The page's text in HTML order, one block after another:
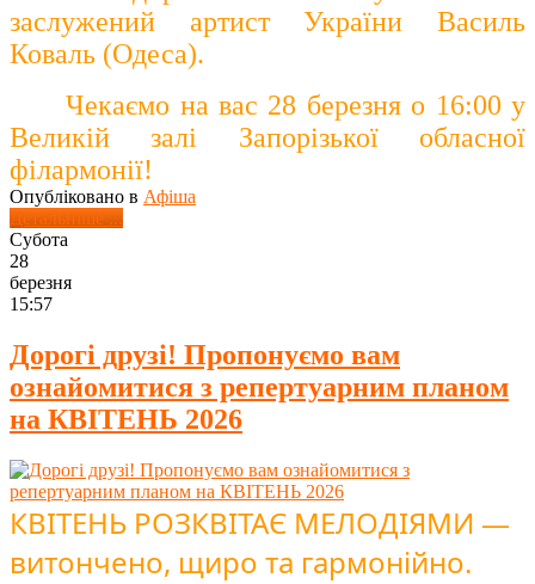
заслужений артист України Василь
Коваль (Одеса).
Чекаємо на вас 28 березня о 16:00 у
Великій залі Запорізької обласної
філармонії!
Опубліковано в Афіша
Детальніше ...
Субота
28
березня
15:57
Дорогі друзі! Пропонуємо вам
ознайомитися з репертуарним планом
на КВІТЕНЬ 2026
КВІТЕНЬ РОЗКВІТАЄ МЕЛОДІЯМИ —
витончено, щиро та гармонійно.